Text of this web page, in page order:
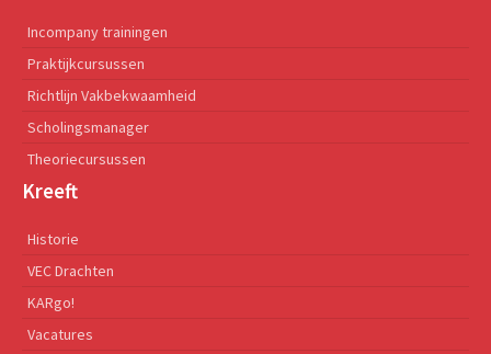
Incompany trainingen
Praktijkcursussen
Richtlijn Vakbekwaamheid
Scholingsmanager
Theoriecursussen
Kreeft
Historie
VEC Drachten
KARgo!
Vacatures